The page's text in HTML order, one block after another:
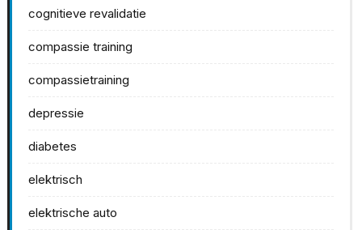
cognitieve revalidatie
compassie training
compassietraining
depressie
diabetes
elektrisch
elektrische auto